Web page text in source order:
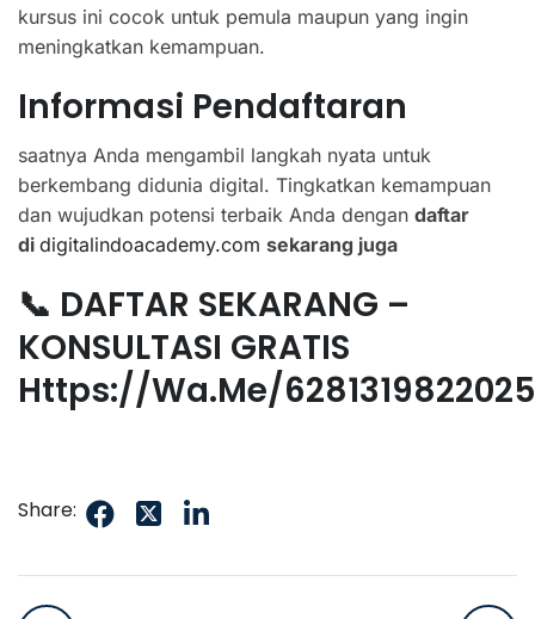
kursus ini cocok untuk pemula maupun yang ingin
meningkatkan kemampuan.
Informasi Pendaftaran
saatnya Anda mengambil langkah nyata untuk
berkembang didunia digital. Tingkatkan kemampuan
dan wujudkan potensi terbaik Anda dengan daftar
di digitalindoacademy.com sekarang juga
📞 DAFTAR SEKARANG –
KONSULTASI GRATIS
Https://wa.me/6281319822025
Share: